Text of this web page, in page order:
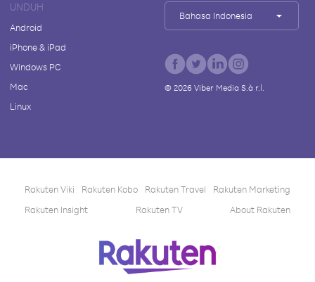
UNDUH
Android
iPhone & iPad
Windows PC
Mac
Linux
Bahasa Indonesia
© 2026Viber Media S.à r.l.
Rakuten Viki Rakuten Kobo Rakuten Travel
Rakuten Marketing
Rakuten Insight
Rakuten TV About Rakuten